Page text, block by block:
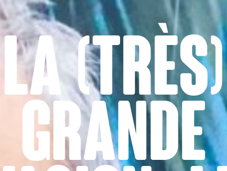
LA (TRÈS)
GRANDE